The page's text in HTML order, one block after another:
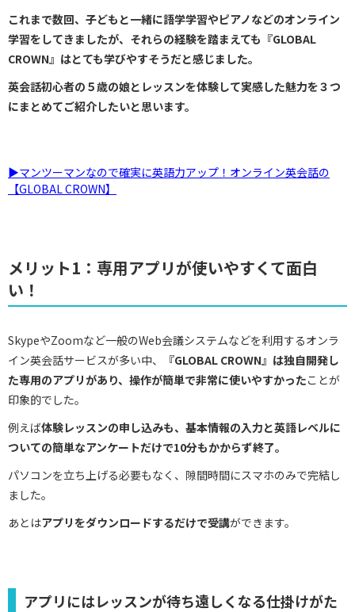
これまで数回、子どもと一緒に語学学習やピアノなどのオンライン
学習をしてきましたが、それらの経験を踏まえても 『GLOBAL
CROWN』はとても学びやすそうだと感じました。
英会話初心者の５歳の娘とレッスンを体験して実感した魅力を３つ
にまとめてご紹介したいと思います。
▶︎マンツーマンなので確実に英語力アップ！オンライン英会話の
【GLOBAL CROWN】
メリット1：専用アプリが使いやすくて面白
い！
SkypeやZoomなど一般のWeb会議システムなどを利用するオンラ
イン英会話サービスが多い中、
『GLOBAL CROWN』は独自開発し
た専用のアプリがあり、操作が簡単で非常に使いやすかったことが
印象的でした。
例えば体験レッスンの申し込みも、基本情報の入力と英語レベルに
ついての簡単なアンケートだけで10分もかからず終了。
パソコンを立ち上げる必要もなく、隙間時間にスマホのみで完結し
ました。
あとはアプリをダウンロードするだけで受講ができます。
アプリにはレッスンが待ち遠しくなる仕掛けがた